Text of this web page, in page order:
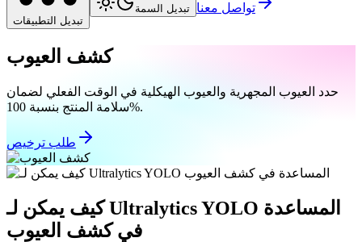
تبديل التطبيقات
تبديل السمة تواصل معنا
كشف العيوب
حدد العيوب المجهرية والعيوب الهيكلية في الوقت الفعلي لضمان
سلامة المنتج بنسبة 100%.
طلب ترخيص
كيف يمكن لـ Ultralytics YOLO المساعدة
في كشف العيوب